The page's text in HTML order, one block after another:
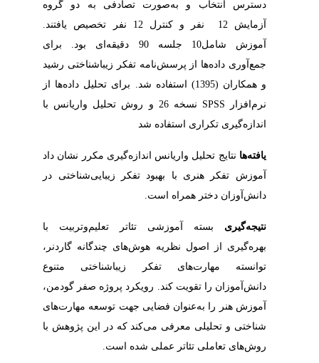
‬دسترس‭ ‬انتخاب‭ ‬و‭ ‬به‌صورت‭ ‬تصادفی‭ ‬به‭ ‬دو‭ ‬گروه‭
‬آزمایش‭ ‬12‭ ‬نفر‭ ‬و‭ ‬کنترل‭ ‬12‭ ‬نفر‭ ‬تخصیص‭ ‬یافتند.‭
‬جمع‌آوری‭ ‬داده‌ها‭ ‬از‭ ‬پرسش‌نامه‭ ‬تفکر‭ ‬زیبا‌شناختی‭ ‬رشید‭
‬اندازه‌گیری‭ ‬تکراری‭ ‬استفاده‭ ‬شد
یافته‌ها
‭ ‬نتایج‭ ‬تحلیل‭ ‬واریانس‭ ‬اندازه‌گیری‭ ‬مکرر‭ ‬نشان‭ ‬داد‭
‬آموزش‭ ‬تفکر‭ ‬هنری‭ ‬با‭ ‬بهبود‭ ‬تفکر‭ ‬زیبایی‌شناختی‭ ‬در‭
‬دانش‌آوزان‭ ‬دختر‭ ‬همراه‭ ‬است‭.‬
نتیجه‌گیری
‬بهره‌گیری‭ ‬از‭ ‬اصول‭ ‬نظریه‭ ‬هوش‌های‭ ‬چندگانه‭ ‬گاردنر،‭
‬توانسته‭ ‬مهارت‌های‭ ‬تفکر‭ ‬زیباشناختی‭ ‬متنوع‭
‬دانش‌آموزان‭ ‬را‭ ‬تقویت‭ ‬کند. رویکرد‭ ‬پروژه‭ ‬صفر‭ ‬گودمن،‭
‬آموزش‭ ‬هنر‭ ‬را‭ ‬به‌عنوان‭ ‬فضایی‭ ‬جهت‭ ‬توسعه‭ ‬مهارت‌های‭
‬روش‌های‭ ‬تعاملی‭ ‬تئاتر‭ ‬عملی‭ ‬شده‭ ‬است‭.‬